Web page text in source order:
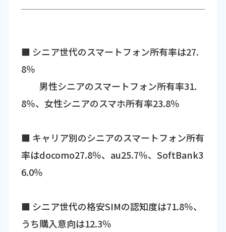
■ シニア世代のスマートフォン所有率は27.
8％
男性シニアのスマートフォン所有率31.
8％、女性シニアのスマホ所有率23.8％
■ キャリア別のシニアのスマートフォン所有
率はdocomo27.8％、au25.7％、SoftBank3
6.0％
■ シニア世代の格安SIMの認知度は71.8％、
うち購入意向は12.3％